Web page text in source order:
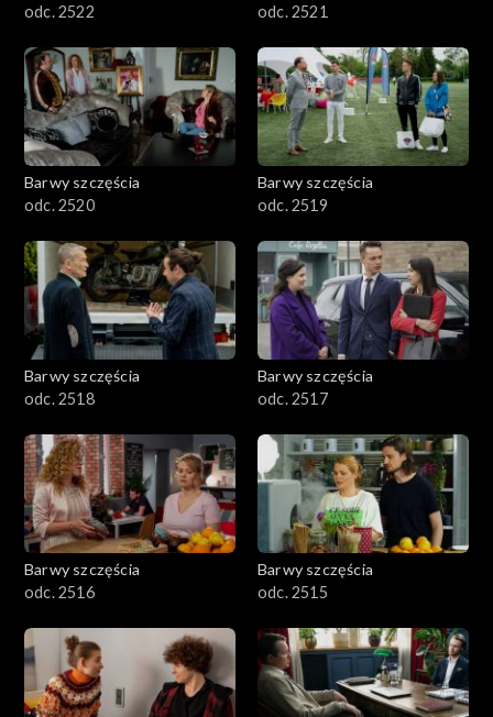
odc. 2522
odc. 2521
Barwy szczęścia
odc. 2520
Barwy szczęścia
odc. 2519
Barwy szczęścia
odc. 2518
Barwy szczęścia
odc. 2517
Barwy szczęścia
odc. 2516
Barwy szczęścia
odc. 2515